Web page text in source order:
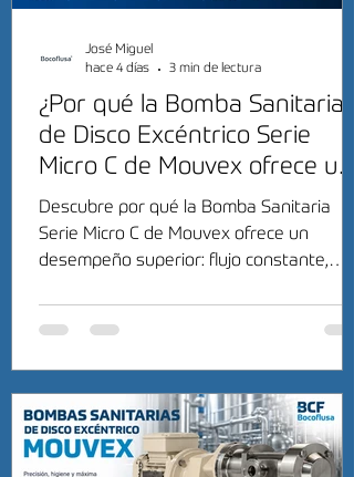
¿Por qué la Bomba Sanitaria
de Disco Excéntrico Serie
Micro C de Mouvex ofrece un
desempeño superior?
Descubre por qué la Bomba Sanitaria
Serie Micro C de Mouvex ofrece un
desempeño superior: flujo constante,
José Miguel
hace 4 días
3 min de lectura